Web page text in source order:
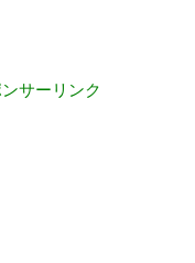
サーリンク